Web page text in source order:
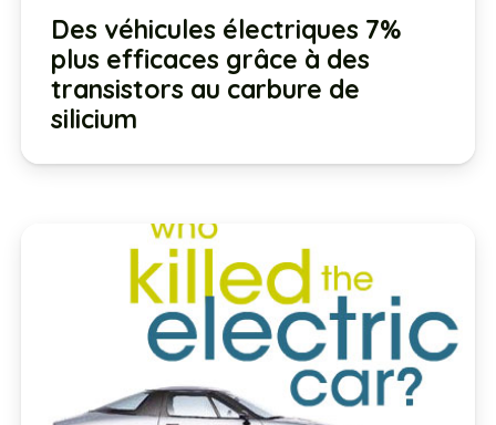
Des véhicules électriques 7%
plus efficaces grâce à des
transistors au carbure de
silicium